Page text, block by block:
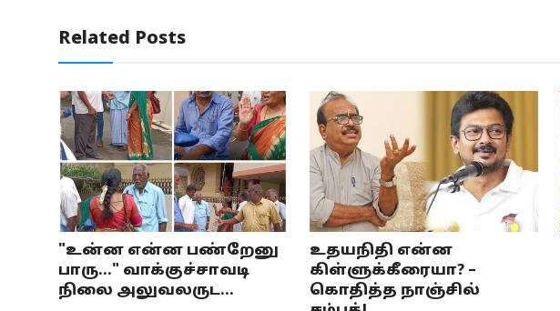
Related Posts
"உன்ன என்ன பண்றேனு
பாரு..." வாக்குச்சாவடி
நிலை அலுவலருட...
உதயநிதி என்ன
கிள்ளுக்கீரையா? –
கொதித்த நாஞ்சில்